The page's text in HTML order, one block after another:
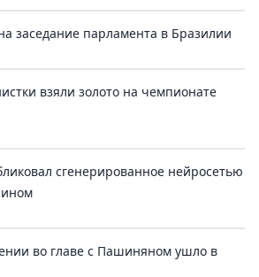
заседание парламента в Бразилии
взяли золото на чемпионате
сгенерированное нейросетью
во главе с Пашиняном ушло в